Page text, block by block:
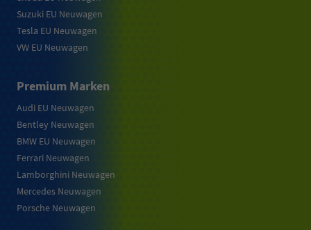
Suzuki EU Neuwagen
Tesla EU Neuwagen
VW EU Neuwagen
Premium Marken
Audi EU Neuwagen
Bentley Neuwagen
BMW EU Neuwagen
Ferrari Neuwagen
Lamborghini Neuwagen
Mercedes Neuwagen
Porsche Neuwagen